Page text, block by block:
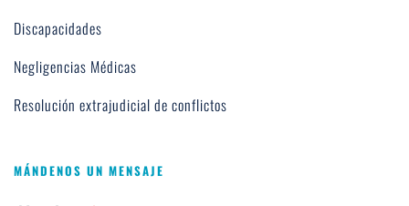
Discapacidades
Negligencias Médicas
Resolución extrajudicial de conflictos
MÁNDENOS UN MENSAJE